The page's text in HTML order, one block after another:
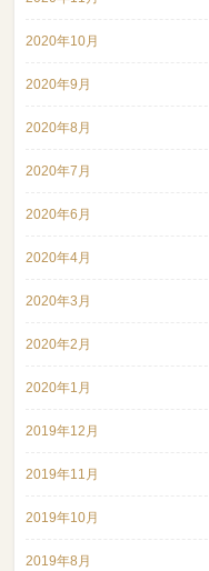
2020年10月
2020年9月
2020年8月
2020年7月
2020年6月
2020年4月
2020年3月
2020年2月
2020年1月
2019年12月
2019年11月
2019年10月
2019年8月